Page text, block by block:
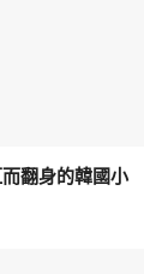
翻身的韓國小